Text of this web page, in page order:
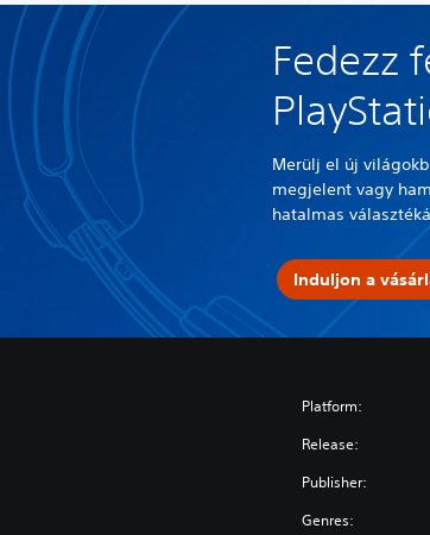
Fedezz
Merülj el új
megjelent vagy
hatalmas
Induljon a
Platform:
Release:
Publisher:
Genres: